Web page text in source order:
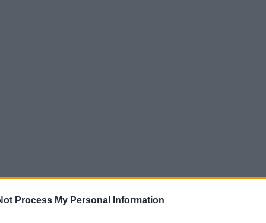
Process My Personal Information
tarp žiedų". Dabar tęsiate ciklą. Kaip gimė tie